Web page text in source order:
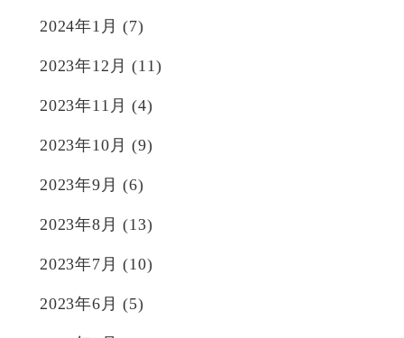
2024年1月 (7)
2023年12月 (11)
2023年11月 (4)
2023年10月 (9)
2023年9月 (6)
2023年8月 (13)
2023年7月 (10)
2023年6月 (5)